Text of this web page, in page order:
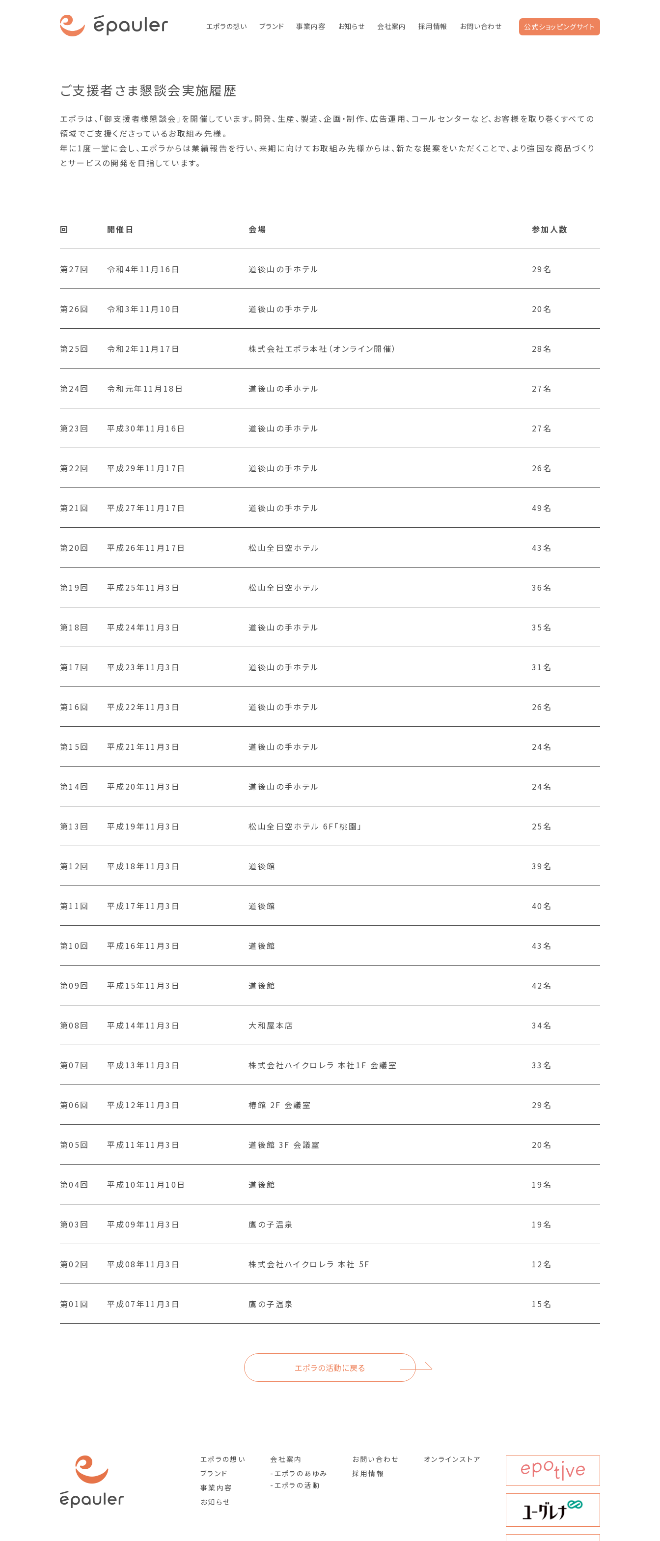
エポラの想い ブランド 事業内容 お知らせ 会社案内 採用情報 お問い合わせ 公式ショッピングサイト
ご支援者さま懇談会実施履歴
エポラは、「御支援者様懇談会」を開催しています。開発、生産、製造、企画・制作、広告運用、コールセンターなど、お客様を取り巻くすべての
領域でご支援くださっているお取組み先様。
年に1度一堂に会し、エポラからは業績報告を行い、来期に向けてお取組み先様からは、新たな提案をいただくことで、より強固な商品づくり
とサービスの開発を目指しています。
回 開催日 会場 参加人数
第27回 令和4年11月16日 道後山の手ホテル 29名
第26回 令和3年11月10日 道後山の手ホテル 20名
第25回 令和2年11月17日 株式会社エポラ本社（オンライン開催） 28名
第24回 令和元年11月18日 道後山の手ホテル 27名
第23回 平成30年11月16日 道後山の手ホテル 27名
第22回 平成29年11月17日 道後山の手ホテル 26名
第21回 平成27年11月17日 道後山の手ホテル 49名
第20回 平成26年11月17日 松山全日空ホテル 43名
第19回 平成25年11月3日 松山全日空ホテル 36名
第18回 平成24年11月3日 道後山の手ホテル 35名
第17回 平成23年11月3日 道後山の手ホテル 31名
第16回 平成22年11月3日 道後山の手ホテル 26名
第15回 平成21年11月3日 道後山の手ホテル 24名
第14回 平成20年11月3日 道後山の手ホテル 24名
第13回 平成19年11月3日 松山全日空ホテル 6F「桃園」 25名
第12回 平成18年11月3日 道後館 39名
第11回 平成17年11月3日 道後館 40名
第10回 平成16年11月3日 道後館 43名
第09回 平成15年11月3日 道後館 42名
第08回 平成14年11月3日 大和屋本店 34名
第07回 平成13年11月3日 株式会社ハイクロレラ 本社1F 会議室 33名
第06回 平成12年11月3日 椿館 2F 会議室 29名
第05回 平成11年11月3日 道後館 3F 会議室 20名
第04回 平成10年11月10日 道後館 19名
第03回 平成09年11月3日 鷹の子温泉 19名
第02回 平成08年11月3日 株式会社ハイクロレラ 本社 5F 12名
第01回 平成07年11月3日 鷹の子温泉 15名
エポラの活動に戻る
エポラの想い
ブランド
事業内容
お知らせ
会社案内
エポラのあゆみ
エポラの活動
お問い合わせ
採用情報
オンラインストア